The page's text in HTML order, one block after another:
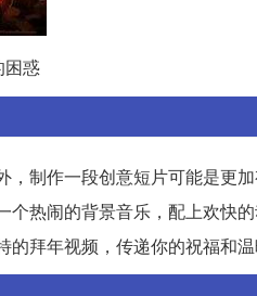
困惑
制作一段创意短片可能是更
热闹的背景音乐，配上欢快
拜年视频，传递你的祝福和温